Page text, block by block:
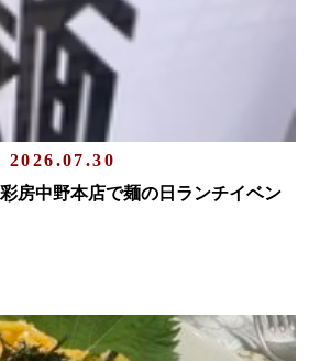
2026.07.30
房中野本店で麺の日ランチイベン